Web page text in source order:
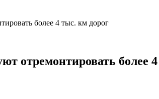
более 4 тыс. км дорог
отремонтировать более